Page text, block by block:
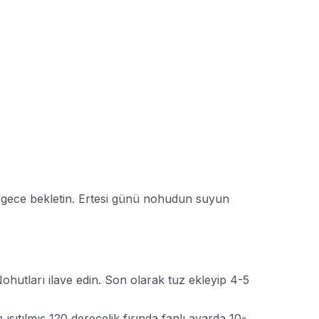
bekletin. Ertesi günü nohudun suyun
ilave edin. Son olarak tuz ekleyip 4-5